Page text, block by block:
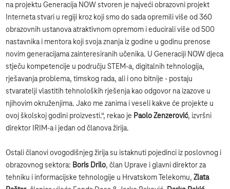
na projektu Generacija NOW stvoren je najveći obrazovni projekt
Interneta stvari u regiji kroz koji smo do sada opremili više od 360
obrazovnih ustanova atraktivnom opremom i educirali više od 500
nastavnika i mentora koji svoja znanja iz godine u godinu prenose
novim generacijama zainteresiranih učenika. U Generaciji NOW djeca
stječu kompetencije u području STEM-a, digitalnih tehnologija,
rješavanja problema, timskog rada, ali i ono bitnije - postaju
stvaratelji vlastitih tehnoloških rješenja kao odgovor na izazove u
njihovim okruženjima. Jako me zanima i veseli kakve će projekte u
ovoj školskoj godini proizvesti.“, rekao je Paolo Zenzerović, izvršni
direktor IRIM-a i jedan od članova žirija.
Ostali članovi ovogodišnjeg žirija su istaknuti pojedinci iz poslovnog i
obrazovnog sektora: Boris Drilo, član Uprave i glavni direktor za
tehniku i informacijske tehnologije u Hrvatskom Telekomu,Zlata